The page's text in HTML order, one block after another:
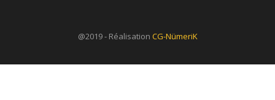
@2019 - Réalisation CG-NümeriK